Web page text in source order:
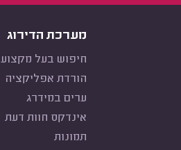
מערכת הדירוג
חיפוש בעל מקצוע
הורדת אפליקציה
ערים במידרג
אינדקס חוות דעת
תמונות